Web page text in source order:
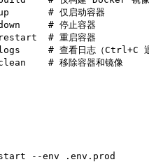
       # 仅启动容器
     # 停止容器
  # 重启容器
# 查看日志（Ctrl+C
    # 移除容器和镜像
--env .env.prod